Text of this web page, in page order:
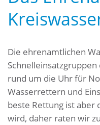
Die ehrenamtlichen
rund um die Uhr für
Wasserrettern und
beste Rettung ist aber
wird, daher raten wir